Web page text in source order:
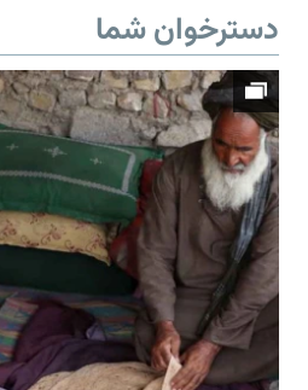
دسترخوان شما